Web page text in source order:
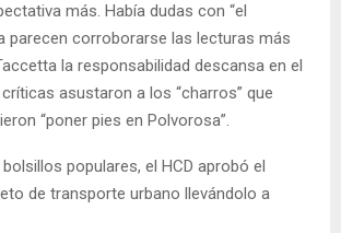
más. Había dudas con “el
parecen corroborarse las lecturas más
la responsabilidad descansa en el
asustaron a los “charros” que
“poner pies en Polvorosa”.
populares, el HCD aprobó el
de transporte urbano llevándolo a